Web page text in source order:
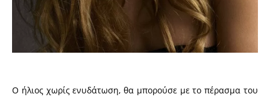
O ήλιος χωρίς ενυδάτωση, θα μπορούσε με το πέρασμα του